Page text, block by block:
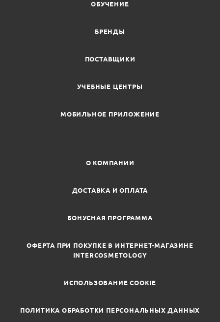
ОБУЧЕНИЕ
БРЕНДЫ
ПОСТАВЩИКИ
УЧЕБНЫЕ ЦЕНТРЫ
МОБИЛЬНОЕ ПРИЛОЖЕНИЕ
О КОМПАНИИ
ДОСТАВКА И ОПЛАТА
БОНУСНАЯ ПРОГРАММА
ОФЕРТА ПРИ ПОКУПКЕ В ИНТЕРНЕТ-МАГАЗИНЕ
INTERCOSMETOLOGY
ИСПОЛЬЗОВАНИЕ COOKIE
ПОЛИТИКА ОБРАБОТКИ ПЕРСОНАЛЬНЫХ ДАННЫХ